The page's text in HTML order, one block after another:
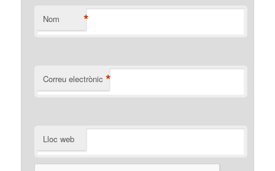
Nom *
Correu electrònic *
Lloc web